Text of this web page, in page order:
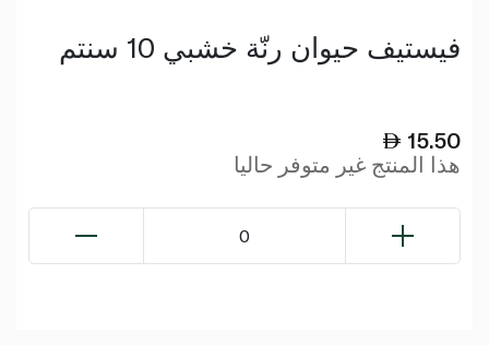
فيستيف حيوان رنّة خشبي 10 سنتم
15.50
هذا المنتج غير متوفر حاليا
0